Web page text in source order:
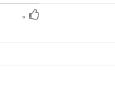
۰